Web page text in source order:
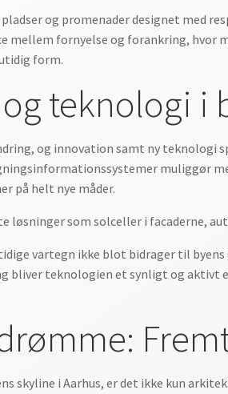
og promenader designet med
mellem fornyelse og forankring,
form.
teknologi i
og innovation samt ny
muliggør
på helt nye måder.
løsninger som solceller i facaderne,
vartegn ikke blot bidrager til
bliver teknologien et synligt og
skyline i Aarhus, er det ikke kun